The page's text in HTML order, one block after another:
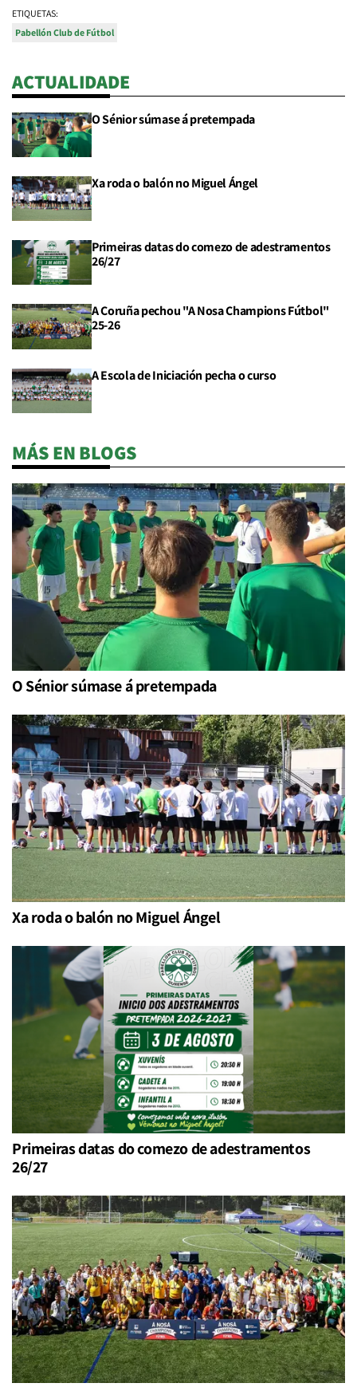
ETIQUETAS:
Pabellón Club de Fútbol
ACTUALIDADE
O Sénior súmase á pretempada
Xa roda o balón no Miguel Ángel
Primeiras datas do comezo de adestramentos
26/27
A Coruña pechou "A Nosa Champions Fútbol"
25-26
A Escola de Iniciación pecha o curso
MÁS EN BLOGS
O Sénior súmase á pretempada
Xa roda o balón no Miguel Ángel
Primeiras datas do comezo de adestramentos
26/27